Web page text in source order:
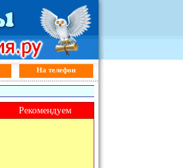
На телефон
Рекомендуем